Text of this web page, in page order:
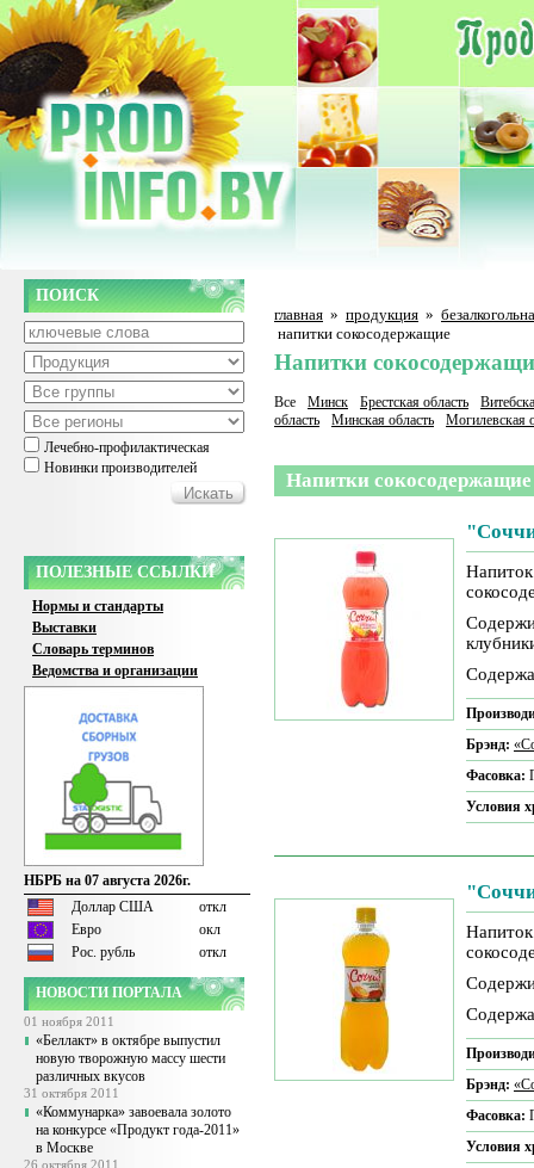
ПОИСК
Лечебно-профилактическая
Новинки производителей
ПОЛЕЗНЫЕ ССЫЛКИ
Нормы и стандарты
Выставки
Словарь терминов
Ведомства и организации
НБРБ на 07 августа 2026г.
Доллар США
откл
Евро
окл
Рос. рубль
откл
НОВОСТИ ПОРТАЛА
01 ноября 2011
«Беллакт» в октябре выпустил
новую творожную массу шести
различных вкусов
31 октября 2011
«Коммунарка» завоевала золото
на конкурсе «Продукт года-2011»
в Москве
26 октября 2011
главная » продукция »
напитки сокосодержащие
Напитки
Все Минск Брестская область
область
Минская область Могилевская
Напитки сокосодержащие
Напиток
Брэнд:
Фасовка:
Условия
Напиток
Брэнд:
Фасовка:
Условия